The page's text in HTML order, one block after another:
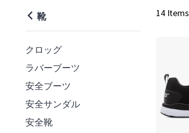
14 Items
靴
クロッグ
ラバーブーツ
安全ブーツ
安全サンダル
安全靴